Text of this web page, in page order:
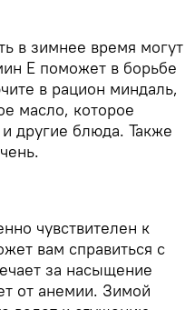
в зимнее время могут
Е поможет в борьбе
в рацион миндаль,
масло, которое
другие блюда. Также
чувствителен к
вам справиться с
за насыщение
от анемии. Зимой